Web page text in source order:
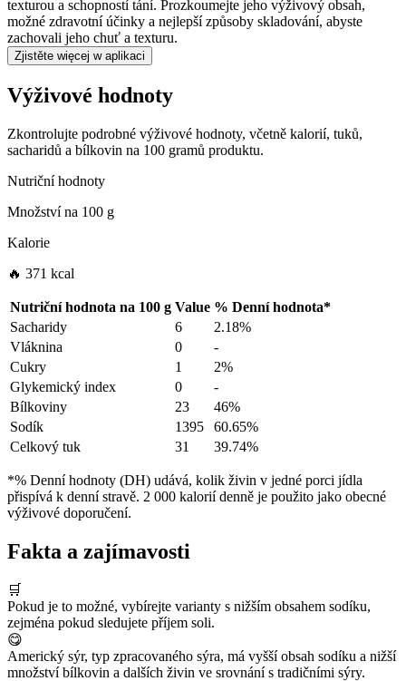
texturou a schopností tání. Prozkoumejte jeho výživový obsah,
možné zdravotní účinky a nejlepší způsoby skladování, abyste
zachovali jeho chuť a texturu.
Zjistěte więcej w aplikaci
Výživové hodnoty
Zkontrolujte podrobné výživové hodnoty, včetně kalorií, tuků,
sacharidů a bílkovin na 100 gramů produktu.
Nutriční hodnoty
Množství na 100 g
Kalorie
🔥 371 kcal
Nutriční hodnota na 100 g Value % Denní hodnota*
Sacharidy
6
2.18%
Vláknina
0
-
Cukry
1
2%
Glykemický index
0
-
Bílkoviny
23
46%
Sodík
1395
60.65%
Celkový tuk
31 39.74%
*% Denní hodnoty (DH) udává, kolik živin v jedné porci jídla
přispívá k denní stravě. 2 000 kalorií denně je použito jako obecné
výživové doporučení.
Fakta a zajímavosti
🛒
Pokud je to možné, vybírejte varianty s nižším obsahem sodíku,
zejména pokud sledujete příjem soli.
😋
Americký sýr, typ zpracovaného sýra, má vyšší obsah sodíku a nižší
množství bílkovin a dalších živin ve srovnání s tradičními sýry.